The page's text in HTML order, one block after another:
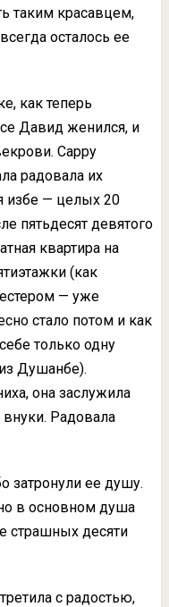
таким красавцем,
осталось ее
как теперь
Давид женился, и
Сарру
радовала их
избе — целых 20
пятьдесят девятого
квартира на
(как
— уже
стало потом и как
только одну
Душанбе).
она заслужила
Радовала
затронули ее душу.
в основном душа
страшных десяти
с радостью,